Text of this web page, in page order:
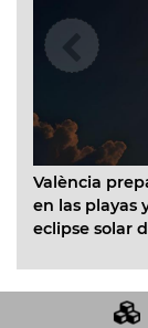
València
en las playas
eclipse solar